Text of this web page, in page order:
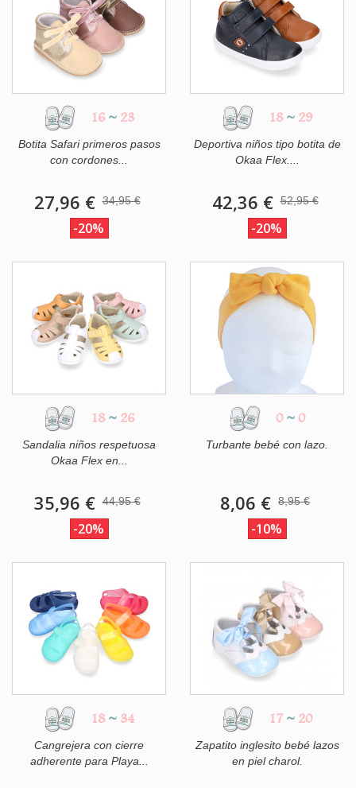
16 ~ 23
Botita Safari primeros pasos
con cordones...
27,96 € 34,95 €
-20%
18 ~ 29
Deportiva niños tipo botita de
Okaa Flex....
42,36 € 52,95 €
-20%
18 ~ 26
Sandalia niños respetuosa
Okaa Flex en...
35,96 € 44,95 €
-20%
0 ~ 0
Turbante bebé con lazo.
8,06 € 8,95 €
-10%
18 ~ 34
Cangrejera con cierre
adherente para Playa...
17 ~ 20
Zapatito inglesito bebé lazos
en piel charol.